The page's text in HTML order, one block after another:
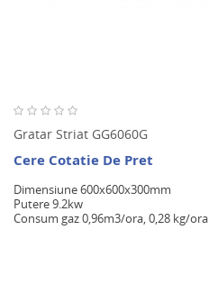
Gratar Striat GG6060G
Cere Cotatie De Pret
Dimensiune 600x600x300mm
Putere 9.2kw
Consum gaz 0,96m3/ora, 0,28 kg/ora